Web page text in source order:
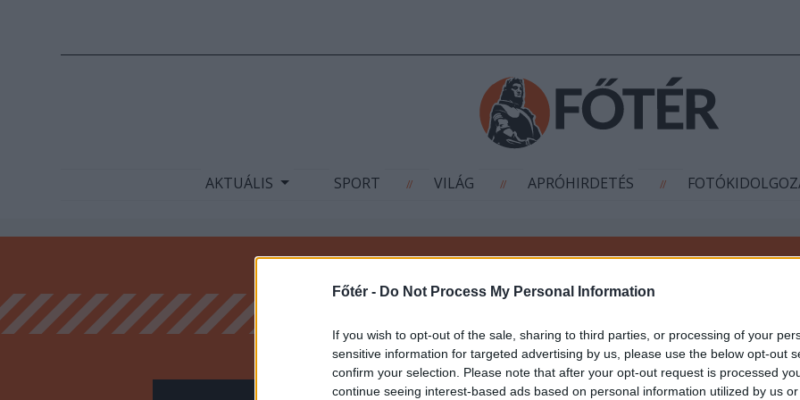
Főtér - Do Not Process My Personal Information
If you wish to opt-out of the sale, sharing to third parties, or processing of your
sensitive information for targeted advertising by us, please use the below opt-out
confirm your selection. Please note that after your opt-out request is processed
continue seeing interest-based ads based on personal information utilized by us
AKTUÁLIS SPORT // VILÁG // APRÓHIRDETÉS //
ITT JÁRT MÁTYÁS